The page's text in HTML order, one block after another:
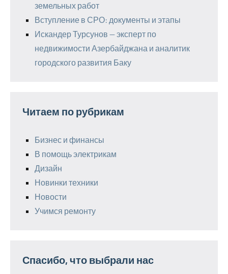
земельных работ
Вступление в СРО: документы и этапы
Искандер Турсунов — эксперт по
недвижимости Азербайджана и аналитик
городского развития Баку
Читаем по рубрикам
Бизнес и финансы
В помощь электрикам
Дизайн
Новинки техники
Новости
Учимся ремонту
Спасибо, что выбрали нас